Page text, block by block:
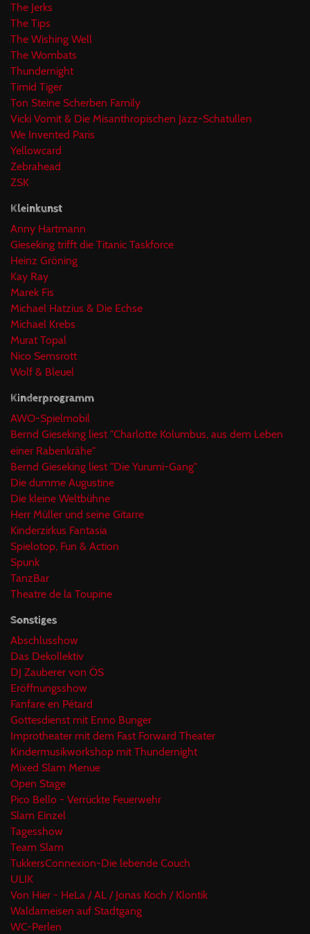
The Jerks
The Tips
The Wishing Well
The Wombats
Thundernight
Timid Tiger
Ton Steine Scherben Family
Vicki Vomit & Die Misanthropischen Jazz-Schatullen
We Invented Paris
Yellowcard
Zebrahead
ZSK
Kleinkunst
Anny Hartmann
Gieseking trifft die Titanic Taskforce
Heinz Gröning
Kay Ray
Marek Fis
Michael Hatzius & Die Echse
Michael Krebs
Murat Topal
Nico Semsrott
Wolf & Bleuel
Kinderprogramm
AWO-Spielmobil
Bernd Gieseking liest "Charlotte Kolumbus, aus dem Leben
einer Rabenkrähe"
Bernd Gieseking liest "Die Yurumi-Gang"
Die dumme Augustine
Die kleine Weltbühne
Herr Müller und seine Gitarre
Kinderzirkus Fantasia
Spielotop, Fun & Action
Spunk
TanzBar
Theatre de la Toupine
Sonstiges
Abschlusshow
Das Dekollektiv
DJ Zauberer von ÖS
Eröffnungsshow
Fanfare en Pétard
Gottesdienst mit Enno Bunger
Improtheater mit dem Fast Forward Theater
Kindermusikworkshop mit Thundernight
Mixed Slam Menue
Open Stage
Pico Bello - Verrückte Feuerwehr
Slam Einzel
Tagesshow
Team Slam
TukkersConnexion-Die lebende Couch
ULIK
Von Hier - HeLa / AL / Jonas Koch / Klontik
Waldameisen auf Stadtgang
WC-Perlen